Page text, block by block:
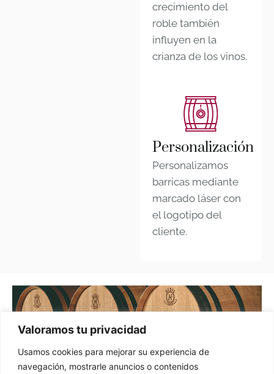
Valoramos tu privacidad
Usamos cookies para mejorar su experiencia de
navegación, mostrarle anuncios o contenidos
crecimiento del
roble también
influyen en la
crianza de los vinos.
Personalización
Personalizamos
barricas mediante
marcado láser con
el logotipo del
cliente.